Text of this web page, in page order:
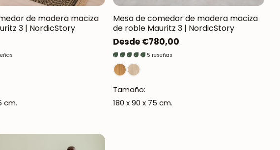
LoftStory
de madera maciza
3 | NordicStory
cm.
Mesa de comedor de madera maciza
de roble Mauritz 3 | NordicStory
Precio
regular
Desde €780,00
5 reseñas
Tamaño:
180 x 90 x 75 cm.